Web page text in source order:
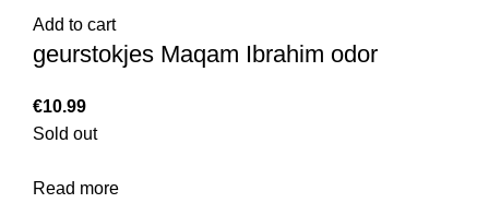
Add to cart
geurstokjes Maqam Ibrahim odor
€10.99
Sold out
Read more